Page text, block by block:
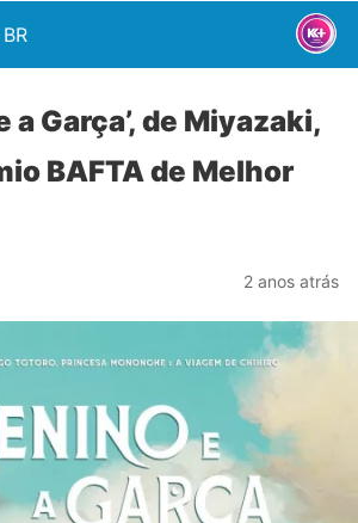
a Garça’, de Miyazaki,
BAFTA de Melhor
2 anos atrás